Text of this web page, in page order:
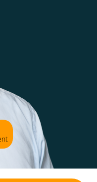
stehen, um die
Weise